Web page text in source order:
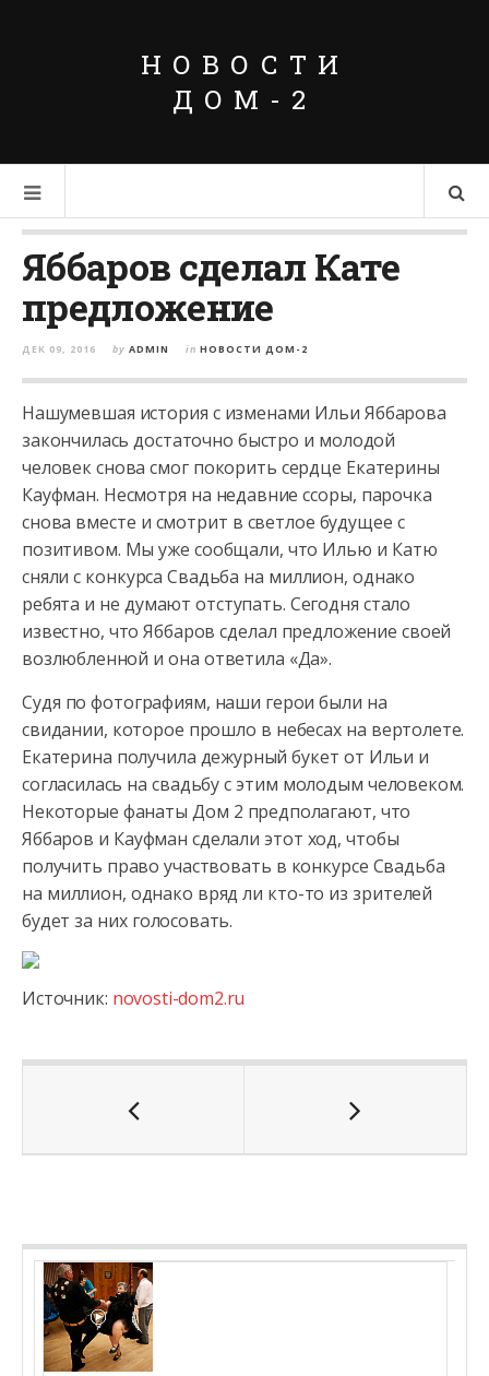
НОВОСТИ
ДОМ-2
Яббаров сделал Кате
предложение
ДЕК 09, 2016 by ADMIN in НОВОСТИ ДОМ-2
Нашумевшая история с изменами Ильи Яббарова
закончилась достаточно быстро и молодой
человек снова смог покорить сердце Екатерины
Кауфман. Несмотря на недавние ссоры, парочка
снова вместе и смотрит в светлое будущее с
позитивом. Мы уже сообщали, что Илью и Катю
сняли с конкурса Свадьба на миллион, однако
ребята и не думают отступать. Сегодня стало
известно, что Яббаров сделал предложение своей
возлюбленной и она ответила «Да».
Судя по фотографиям, наши герои были на
свидании, которое прошло в небесах на вертолете.
Екатерина получила дежурный букет от Ильи и
согласилась на свадьбу с этим молодым человеком.
Некоторые фанаты Дом 2 предполагают, что
Яббаров и Кауфман сделали этот ход, чтобы
получить право участвовать в конкурсе Свадьба
на миллион, однако вряд ли кто-то из зрителей
будет за них голосовать.
Источник: novosti-dom2.ru